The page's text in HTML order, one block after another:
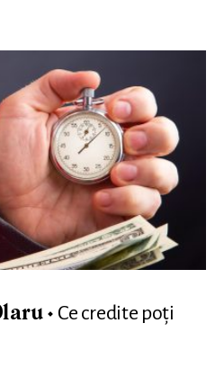
Ce credite poți